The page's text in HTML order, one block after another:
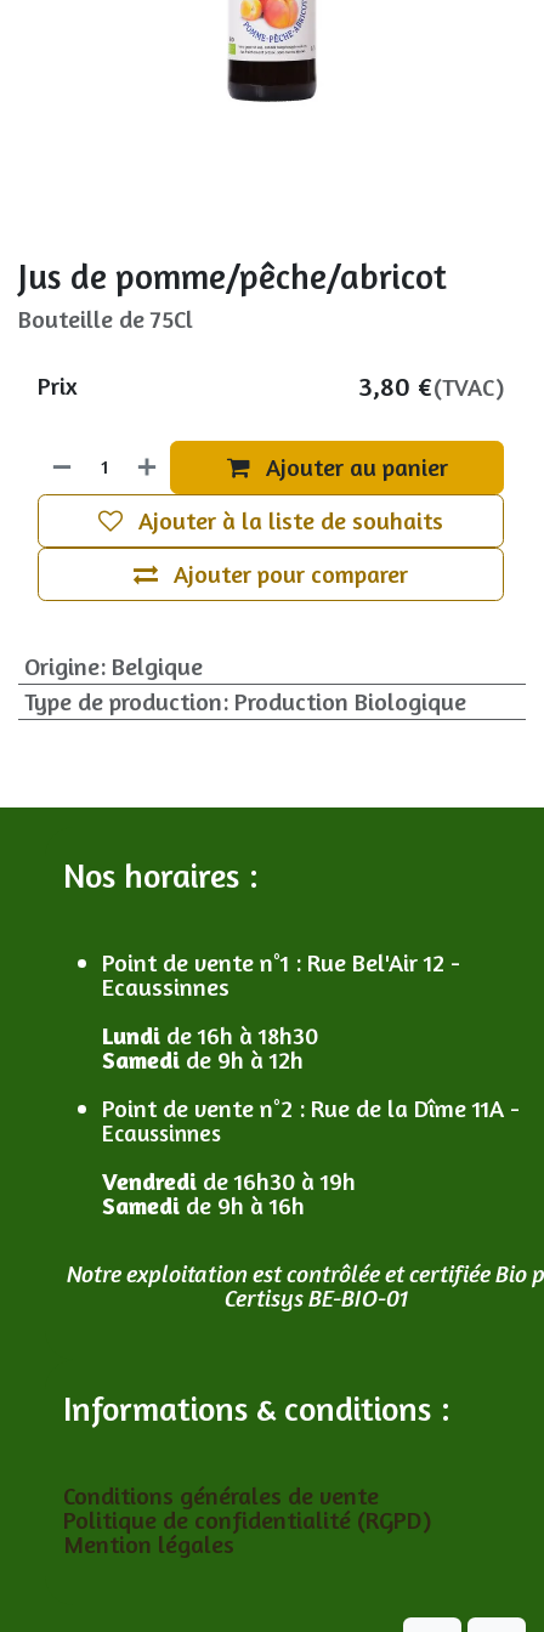
Jus de pomme/pêche/abricot
Bouteille de 75Cl
Ajouter au panier
Ajouter pour comparer
Ajouter à la liste de souhaits
Prix 3,80 €(TVAC)
Origine: Belgique
Type de production: Production Biologique
Nos horaires :
Point de vente n°1 : Rue Bel'Air 12 -
Ecaussinnes
Lundi de 16h à 18h30
Samedi de 9h à 12h
Point de vente n°2 : Rue de la Dîme 11A -
Ecaussinnes
Vendredi de 16h30 à 19h
Samedi de 9h à 16h
Notre exploitation est contrôlée et certifiée Bio
Certisys BE-BIO-01
Informations & conditions :
Conditions générales de vente
Politique de confidentialité (RGPD)
Mention légales